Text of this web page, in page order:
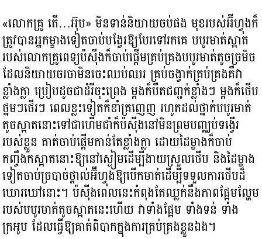
«លោកគ្រូ តើ…អ៊ុប» មិនទាន់និយាយចប់ផង មុខរបស់អ៊ីហ្វុងក៏
ត្រូវបានអ្នកម្ខាងទៀតចាប់បង្វែរឱ្យបែរទៅរកគេ បបូរមាត់ស្អាត
របស់លោកគ្រូពេទ្យប៉ស៊ីងក៏ចាប់ផ្ដើមគ្រប់គ្រងបបូរមាត់តូចច្រមិច
ដែលនិយាយចរចាមិនចេះឈប់ឈរ គ្រប់ចង្វាក់គ្រប់គ្រងគឺវា
ខ្លាំងក្លា ប្រៀបដូចជាដំរីចុះព្រេង ម្ដងក៏បឺតជញ្ជក់ខ្លាំងៗ ម្ដងក៏ថើប
ថ្នមៗថើរៗ ពេលខ្លះទៀតក៏ខាំគ្រញេញ រហូតដល់ថ្នាក់បបូរមាត់
តូចស្អាតនោះទៅជាហើមជាំក៏ប៉ស៊ីងនៅមិនព្រមបញ្ឈប់ទង្វើរ
របស់ខ្លួន គាត់ចាប់ផ្ដើមកាន់តែខ្លាំងក្លា ដោយដៃម្ខាងក៏ចាប់
កញ្ចឹងកស្អាតនោះឱ្យនៅស្ងៀមដើម្បីងាយស្រួលថើប និងដៃម្ខាង
ទៀតចាប់ច្របាច់ថ្ពាល់អ៊ីហ្វុងឱ្យបើកមាត់ដើម្បីទទួលការថើបដ៏
ឃោរឃៅនោះ។ ប៉ស៊ីងពេលនេះកំពុងតែឈ្លក់នឹងភាពផ្អែមល្ហែម
របស់បបូរមាត់តូចស្អាតនេះហើយ វាទាំងផ្អែម ទាំងទន់ ទាំង
ក្រអូប ដែលធ្វើឱ្យគាត់ពិបាកក្នុងការគ្រប់គ្រងខ្លួនឯង។